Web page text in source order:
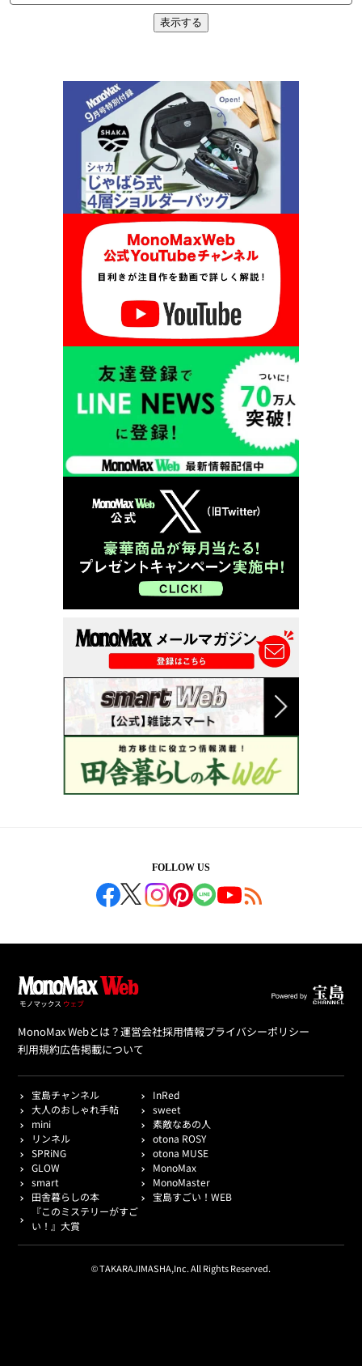
表示する
FOLLOW US
MonoMax Webとは？運営会社採用情報プライバシーポリシー
利用規約広告掲載について
宝島チャンネル
InRed
大人のおしゃれ手帖
sweet
mini
素敵なあの人
リンネル
otona ROSY
SPRiNG
otona MUSE
GLOW
MonoMax
smart
MonoMaster
田舎暮らしの本
宝島すごい！WEB
『このミステリーがすご
い！』大賞
© TAKARAJIMASHA,Inc. All Rights Reserved.